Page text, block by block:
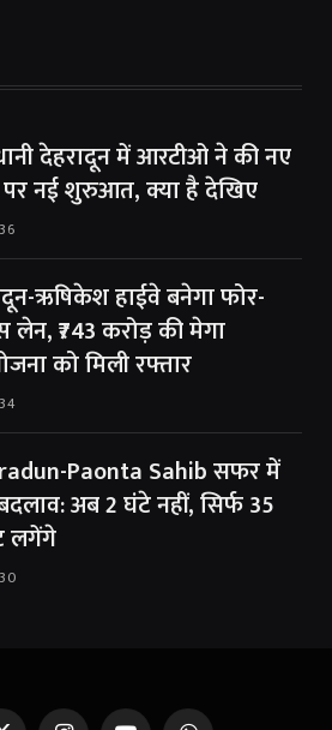
देहरादून में आरटीओ ने की नए
नई शुरुआत, क्या है देखिए
36
ऋषिकेश हाईवे बनेगा फोर-
लेन, ₹743 करोड़ की मेगा
को मिली रफ्तार
34
Paonta Sahib सफर में
अब 2 घंटे नहीं, सिर्फ 35
लगेंगे
30